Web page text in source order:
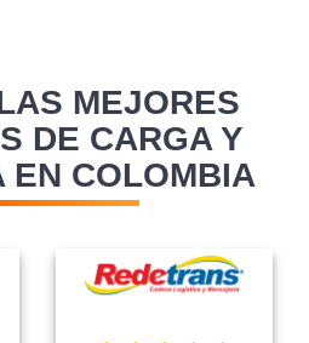
MEJORES
DE CARGA Y
EN COLOMBIA